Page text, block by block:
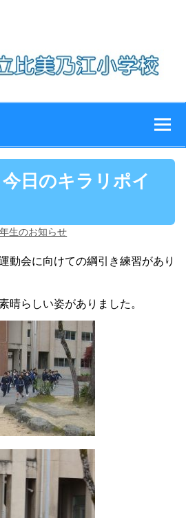
江小学校
今日のキラリポイ
生のお知らせ
動会に向けての綱引き練習があり
晴らしい姿がありました。